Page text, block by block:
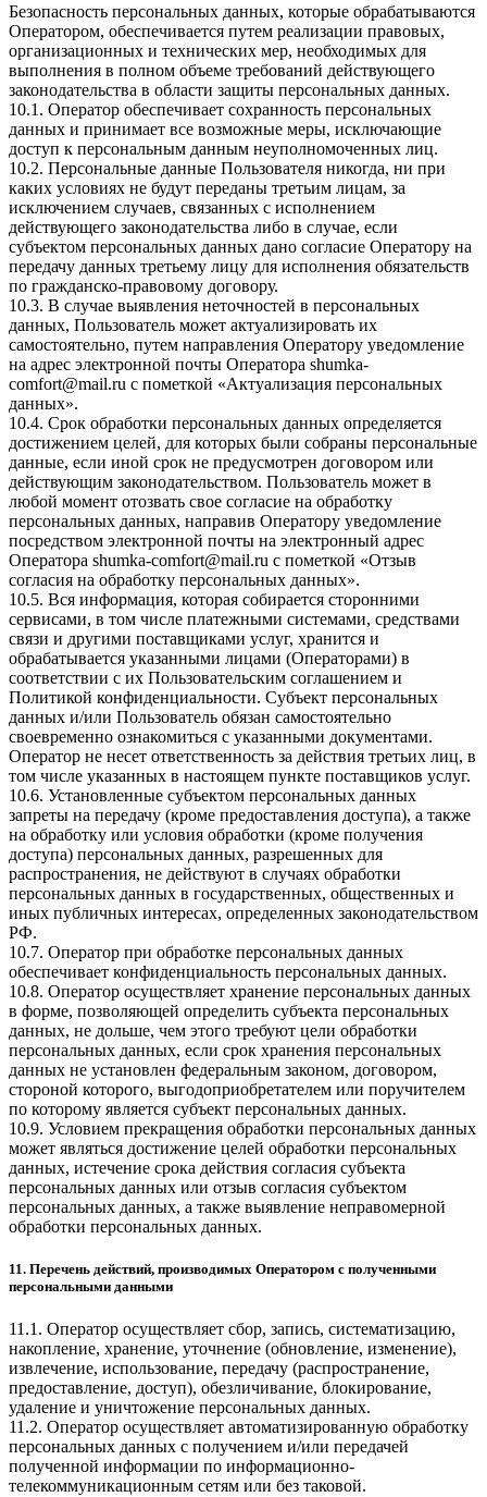
Безопасность персональных данных, которые обрабатываются
Оператором, обеспечивается путем реализации правовых,
организационных и технических мер, необходимых для
выполнения в полном объеме требований действующего
законодательства в области защиты персональных данных.
10.1. Оператор обеспечивает сохранность персональных
данных и принимает все возможные меры, исключающие
доступ к персональным данным неуполномоченных лиц.
10.2. Персональные данные Пользователя никогда, ни при
каких условиях не будут переданы третьим лицам, за
исключением случаев, связанных с исполнением
действующего законодательства либо в случае, если
субъектом персональных данных дано согласие Оператору на
передачу данных третьему лицу для исполнения обязательств
по гражданско-правовому договору.
10.3. В случае выявления неточностей в персональных
данных, Пользователь может актуализировать их
самостоятельно, путем направления Оператору уведомление
на адрес электронной почты Оператора shumka-
comfort@mail.ru с пометкой «Актуализация персональных
данных».
10.4. Срок обработки персональных данных определяется
достижением целей, для которых были собраны персональные
данные, если иной срок не предусмотрен договором или
действующим законодательством. Пользователь может в
любой момент отозвать свое согласие на обработку
персональных данных, направив Оператору уведомление
посредством электронной почты на электронный адрес
Оператора shumka-comfort@mail.ru с пометкой «Отзыв
согласия на обработку персональных данных».
10.5. Вся информация, которая собирается сторонними
сервисами, в том числе платежными системами, средствами
связи и другими поставщиками услуг, хранится и
обрабатывается указанными лицами (Операторами) в
соответствии с их Пользовательским соглашением и
Политикой конфиденциальности. Субъект персональных
данных и/или Пользователь обязан самостоятельно
своевременно ознакомиться с указанными документами.
Оператор не несет ответственность за действия третьих лиц, в
том числе указанных в настоящем пункте поставщиков услуг.
10.6. Установленные субъектом персональных данных
запреты на передачу (кроме предоставления доступа), а также
на обработку или условия обработки (кроме получения
доступа) персональных данных, разрешенных для
распространения, не действуют в случаях обработки
персональных данных в государственных, общественных и
иных публичных интересах, определенных законодательством
РФ.
10.7. Оператор при обработке персональных данных
обеспечивает конфиденциальность персональных данных.
10.8. Оператор осуществляет хранение персональных данных
в форме, позволяющей определить субъекта персональных
данных, не дольше, чем этого требуют цели обработки
персональных данных, если срок хранения персональных
данных не установлен федеральным законом, договором,
стороной которого, выгодоприобретателем или поручителем
по которому является субъект персональных данных.
10.9. Условием прекращения обработки персональных данных
может являться достижение целей обработки персональных
данных, истечение срока действия согласия субъекта
персональных данных или отзыв согласия субъектом
персональных данных, а также выявление неправомерной
обработки персональных данных.
11. Перечень действий, производимых Оператором с полученными
персональными данными
11.1. Оператор осуществляет сбор, запись, систематизацию,
накопление, хранение, уточнение (обновление, изменение),
извлечение, использование, передачу (распространение,
предоставление, доступ), обезличивание, блокирование,
удаление и уничтожение персональных данных.
11.2. Оператор осуществляет автоматизированную обработку
персональных данных с получением и/или передачей
полученной информации по информационно-
телекоммуникационным сетям или без таковой.